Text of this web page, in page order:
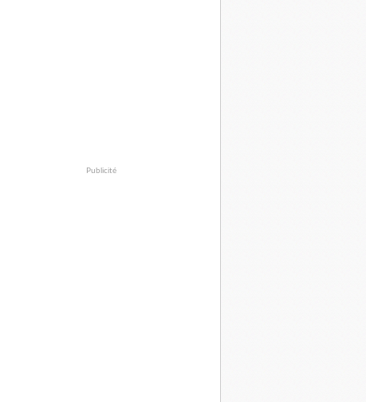
Publicité